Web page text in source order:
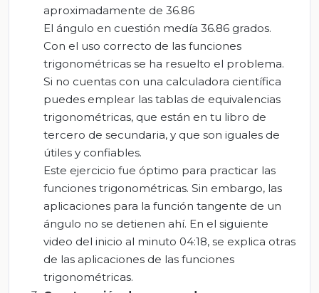
aproximadamente de 36.86
El ángulo en cuestión medía 36.86 grados.
Con el uso correcto de las funciones
trigonométricas se ha resuelto el problema.
Si no cuentas con una calculadora científica
puedes emplear las tablas de equivalencias
trigonométricas, que están en tu libro de
tercero de secundaria, y que son iguales de
útiles y confiables.
Este ejercicio fue óptimo para practicar las
funciones trigonométricas. Sin embargo, las
aplicaciones para la función tangente de un
ángulo no se detienen ahí. En el siguiente
video del inicio al minuto 04:18, se explica otras
de las aplicaciones de las funciones
trigonométricas.